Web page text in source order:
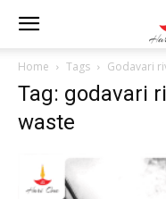
Home Tags Godavari
Tag: godavari
waste